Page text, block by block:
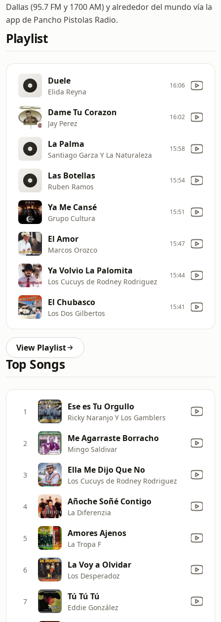
Dallas (95.7 FM y 1700 AM) y alrededor del mundo vía la
app de Pancho Pistolas Radio.
Playlist
Duele
Elida Reyna
16:06
Dame Tu Corazon
Jay Perez
16:02
La Palma
Santiago Garza Y La Naturaleza
15:58
Las Botellas
Ruben Ramos
15:54
Ya Me Cansé
Grupo Cultura
15:51
El Amor
Marcos Orozco
15:47
Ya Volvio La Palomita
Los Cucuys de Rodney Rodriguez
15:44
El Chubasco
Los Dos Gilbertos
15:41
View Playlist
Top Songs
1 Ese es Tu Orgullo
Ricky Naranjo Y Los Gamblers
2 Me Agarraste Borracho
Mingo Saldivar
3 Ella Me Dijo Que No
Los Cucuys de Rodney Rodriguez
4 Añoche Soñé Contigo
La Diferenzia
5 Amores Ajenos
La Tropa F
6 La Voy a Olvidar
Los Desperadoz
7 Tú Tú Tú
Eddie González